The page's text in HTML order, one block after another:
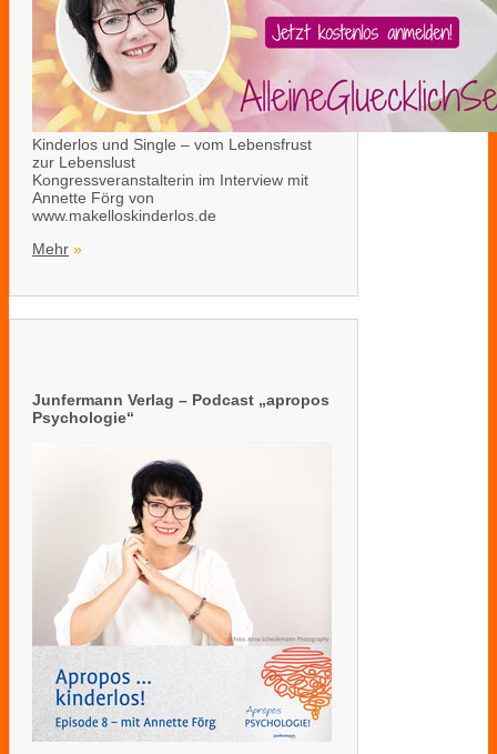
Kinderlos und Single – vom Lebensfrust
zur Lebenslust
Kongressveranstalterin im Interview mit
Annette Förg von
www.makelloskinderlos.de
Mehr »
Junfermann Verlag – Podcast „apropos
Psychologie“